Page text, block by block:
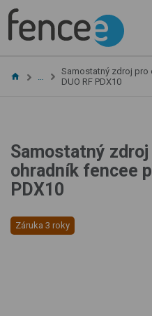
…
Samostatný zdroj pro
DUO RF PDX10
Samostatný
ohradník fencee
PDX10
Záruka 3 roky